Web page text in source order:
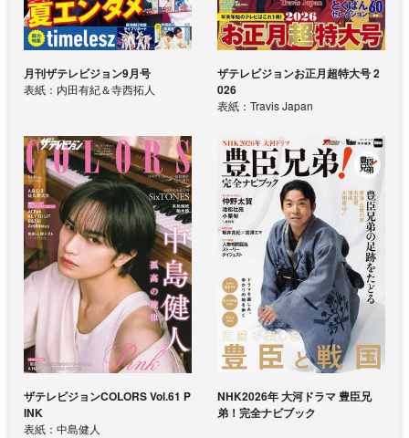
月刊ザテレビジョン9月号
表紙：内田有紀＆寺西拓人
ザテレビジョンお正月超特大号 2
026
表紙：Travis Japan
ザテレビジョンCOLORS Vol.61 P
INK
表紙：中島健人
NHK2026年 大河ドラマ 豊臣兄
弟！完全ナビブック